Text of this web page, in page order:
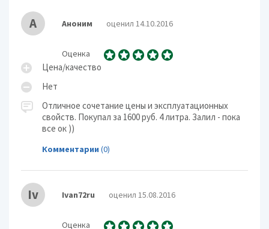
А Аноним оценил 14.10.2016
Оценка
Цена/качество
Нет
Отличное сочетание цены и эксплуатационных
свойств. Покупал за 1600 руб. 4 литра. Залил - пока
все ок ))
Комментарии (0)
Iv Ivan72ru оценил 15.08.2016
Оценка